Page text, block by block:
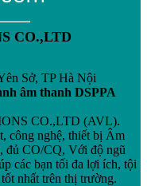
CO.,LTD
Sở, TP Hà Nội
âm thanh DSPPA
CO.,LTD (AVL).
công nghệ, thiết bị Âm
đủ CO/CQ, Với độ ngũ
các bạn tối đa lợi ích, tội
nhất trên thị trường.